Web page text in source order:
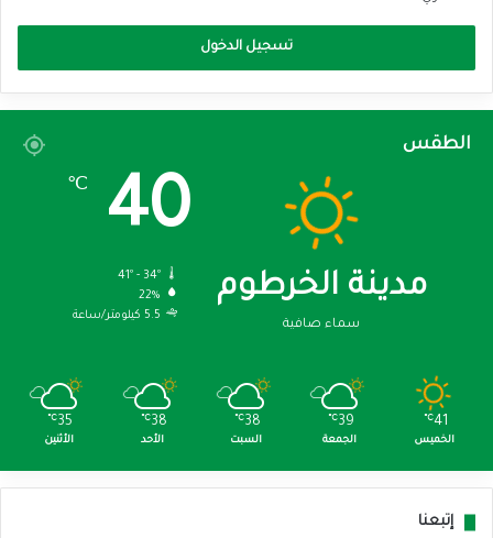
تسجيل الدخول
الطقس
مدينة الخرطوم
سماء صافية
40
℃
41º - 34º
22%
5.5 كيلومتر/ساعة
41
℃
الخميس
39
℃
الجمعة
38
℃
السبت
38
℃
الأحد
35
℃
الأثنين
إتبعنا